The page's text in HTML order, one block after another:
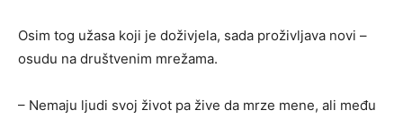
Osim tog užasa koji je doživjela, sada proživljava novi –
osudu na društvenim mrežama.
– Nemaju ljudi svoj život pa žive da mrze mene, ali među